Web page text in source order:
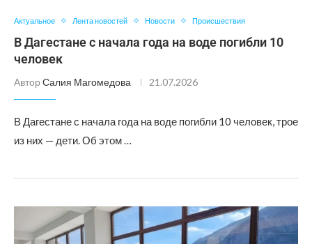
Актуальное Лента новостей Новости Происшествия
В Дагестане с начала года на воде погибли 10
человек
Автор Салия Магомедова 21.07.2026
В Дагестане с начала года на воде погибли 10 человек, трое
из них — дети. Об этом …